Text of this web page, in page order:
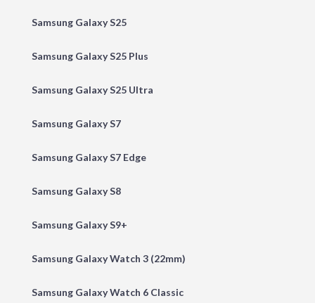
Samsung Galaxy S25
Samsung Galaxy S25 Plus
Samsung Galaxy S25 Ultra
Samsung Galaxy S7
Samsung Galaxy S7 Edge
Samsung Galaxy S8
Samsung Galaxy S9+
Samsung Galaxy Watch 3 (22mm)
Samsung Galaxy Watch 6 Classic